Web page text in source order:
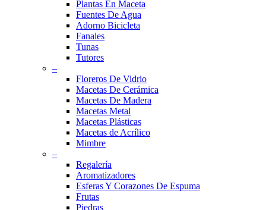
Plantas En Maceta
Fuentes De Agua
Adorno Bicicleta
Fanales
Tunas
Tutores
–
Floreros De Vidrio
Macetas De Cerámica
Macetas De Madera
Macetas Metal
Macetas Plásticas
Macetas de Acrílico
Mimbre
–
Regalería
Aromatizadores
Esferas Y Corazones De Espuma
Frutas
Piedras